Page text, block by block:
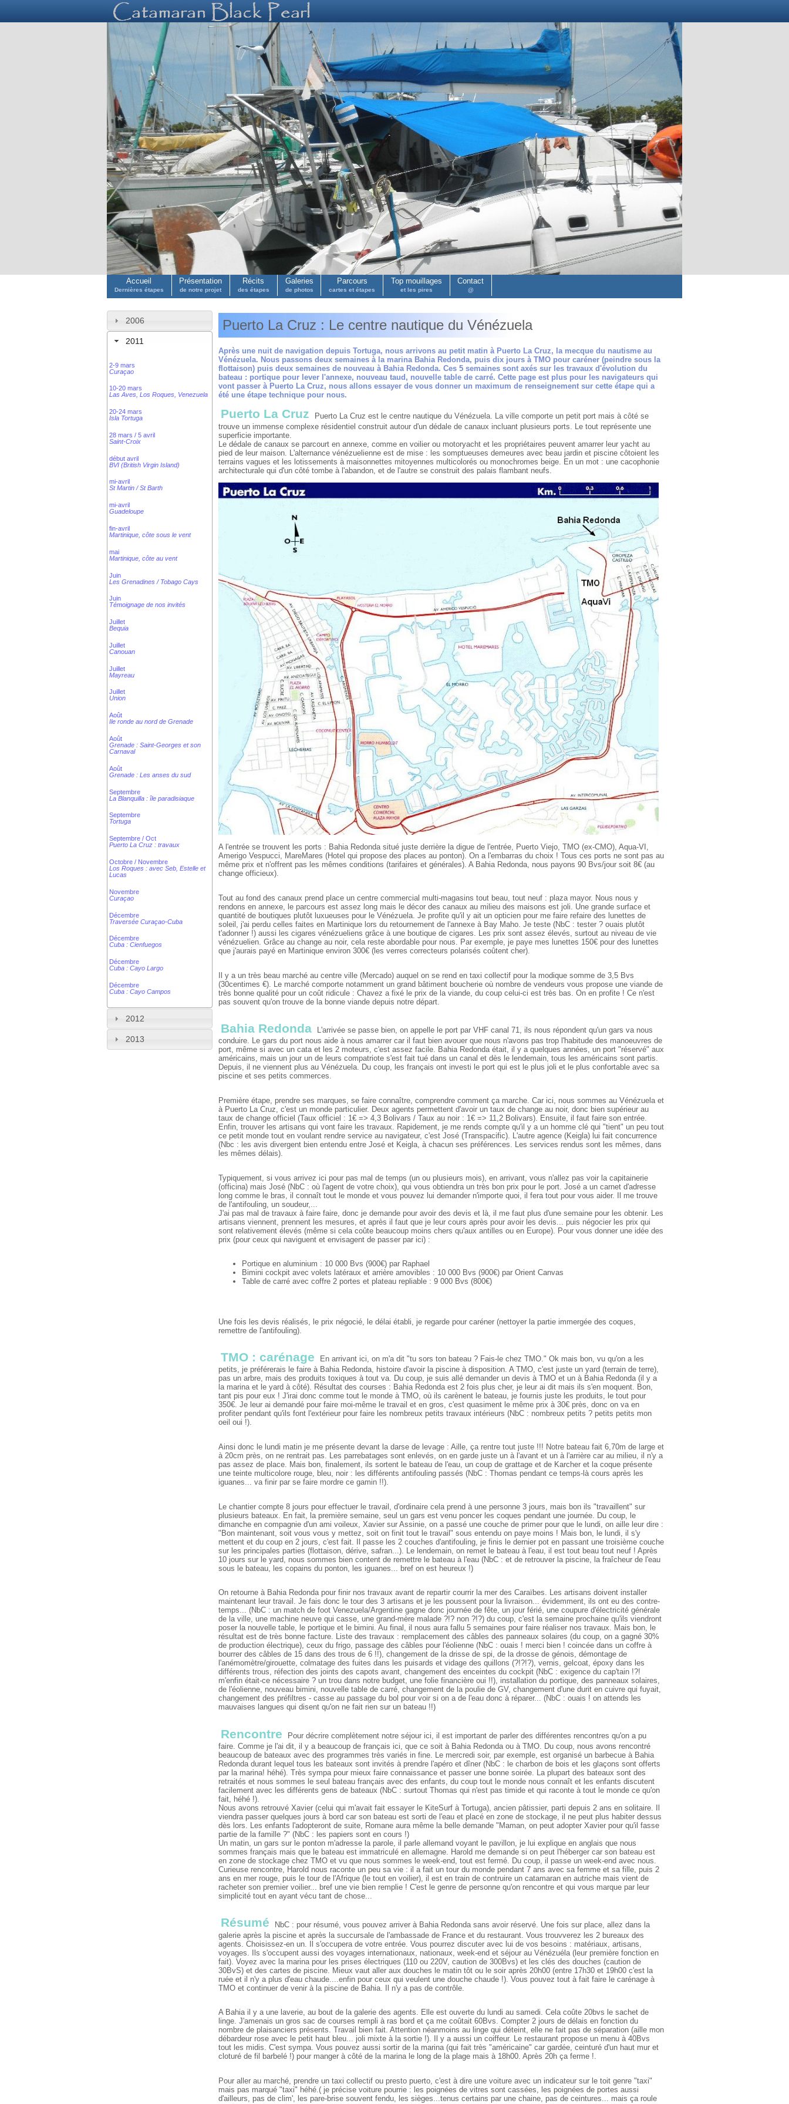
Accueil
Dernières étapes
Présentation
de notre projet
Récits
des étapes
Galeries
de photos
Parcours
cartes et étapes
Top mouillages
et les pires
Contact
@
2006
2011
2-9 mars
Curaçao
10-20 mars
Las Aves, Los Roques, Venezuela
20-24 mars
Isla Tortuga
28 mars / 5 avril
Saint-Croix
début avril
BVI (British Virgin Island)
mi-avril
St Martin / St Barth
mi-avril
Guadeloupe
fin-avril
Martinique, côte sous le vent
mai
Martinique, côte au vent
Juin
Les Grenadines / Tobago Cays
Juin
Témoignage de nos invités
Juillet
Bequia
Juillet
Canouan
Juillet
Mayreau
Juillet
Union
Août
Ile ronde au nord de Grenade
Août
Grenade : Saint-Georges et son
Carnaval
Août
Grenade : Les anses du sud
Septembre
La Blanquilla : île paradisiaque
Septembre
Tortuga
Septembre / Oct
Puerto La Cruz : travaux
Octobre / Novembre
Los Roques : avec Seb, Estelle et
Lucas
Novembre
Curaçao
Décembre
Traversée Curaçao-Cuba
Décembre
Cuba : Cienfuegos
Décembre
Cuba : Cayo Largo
Décembre
Cuba : Cayo Campos
2012
2013
Puerto La Cruz : Le centre nautique du Vénézuela
Après une nuit de navigation depuis Tortuga, nous arrivons au petit matin à Puerto La Cruz, la mecque du nautisme au
Vénézuela. Nous passons deux semaines à la marina Bahia Redonda, puis dix jours à TMO pour caréner (peindre sous la
flottaison) puis deux semaines de nouveau à Bahia Redonda. Ces 5 semaines sont axés sur les travaux d'évolution du
bateau : portique pour lever l'annexe, nouveau taud, nouvelle table de carré. Cette page est plus pour les navigateurs qui
vont passer à Puerto La Cruz, nous allons essayer de vous donner un maximum de renseignement sur cette étape qui a
été une étape technique pour nous.
Puerto La Cruz
Puerto La Cruz est le centre nautique du Vénézuela. La ville comporte un petit port mais à côté se
trouve un immense complexe résidentiel construit autour d'un dédale de canaux incluant plusieurs ports. Le tout représente une
superficie importante.
Le dédale de canaux se parcourt en annexe, comme en voilier ou motoryacht et les propriétaires peuvent amarrer leur yacht au
pied de leur maison. L'alternance vénézuelienne est de mise : les somptueuses demeures avec beau jardin et piscine côtoient les
terrains vagues et les lotissements à maisonnettes mitoyennes multicolorés ou monochromes beige. En un mot : une cacophonie
architecturale qui d'un côté tombe à l'abandon, et de l'autre se construit des palais flambant neufs.
A l'entrée se trouvent les ports : Bahia Redonda situé juste derrière la digue de l'entrée, Puerto Viejo, TMO (ex-CMO), Aqua-VI,
Amerigo Vespucci, MareMares (Hotel qui propose des places au ponton). On a l'embarras du choix ! Tous ces ports ne sont pas au
même prix et n'offrent pas les mêmes conditions (tarifaires et générales). A Bahia Redonda, nous payons 90 Bvs/jour soit 8€ (au
change officieux).
Tout au fond des canaux prend place un centre commercial multi-magasins tout beau, tout neuf : plaza mayor. Nous nous y
rendons en annexe, le parcours est assez long mais le décor des canaux au milieu des maisons est joli. Une grande surface et
quantité de boutiques plutôt luxueuses pour le Vénézuela. Je profite qu'il y ait un opticien pour me faire refaire des lunettes de
soleil, j'ai perdu celles faites en Martinique lors du retournement de l'annexe à Bay Maho. Je teste (NbC : tester ? ouais plutôt
t'adonner !) aussi les cigares vénézueliens grâce à une boutique de cigares. Les prix sont assez élevés, surtout au niveau de vie
vénézuelien. Grâce au change au noir, cela reste abordable pour nous. Par exemple, je paye mes lunettes 150€ pour des lunettes
que j'aurais payé en Martinique environ 300€ (les verres correcteurs polarisés coûtent cher).
Il y a un très beau marché au centre ville (Mercado) auquel on se rend en taxi collectif pour la modique somme de 3,5 Bvs
(30centimes €). Le marché comporte notamment un grand bâtiment boucherie où nombre de vendeurs vous propose une viande de
très bonne qualité pour un coût ridicule : Chavez a fixé le prix de la viande, du coup celui-ci est très bas. On en profite ! Ce n'est
pas souvent qu'on trouve de la bonne viande depuis notre départ.
Bahia Redonda
L'arrivée se passe bien, on appelle le port par VHF canal 71, ils nous répondent qu'un gars va nous
conduire. Le gars du port nous aide à nous amarrer car il faut bien avouer que nous n'avons pas trop l'habitude des manoeuvres de
port, même si avec un cata et les 2 moteurs, c'est assez facile. Bahia Redonda était, il y a quelques années, un port "réservé" aux
américains, mais un jour un de leurs compatriote s'est fait tué dans un canal et dès le lendemain, tous les américains sont partis.
Depuis, il ne viennent plus au Vénézuela. Du coup, les français ont investi le port qui est le plus joli et le plus confortable avec sa
piscine et ses petits commerces.
Première étape, prendre ses marques, se faire connaître, comprendre comment ça marche. Car ici, nous sommes au Vénézuela et
à Puerto La Cruz, c'est un monde particulier. Deux agents permettent d'avoir un taux de change au noir, donc bien supérieur au
taux de change officiel (Taux officiel : 1€ => 4,3 Bolivars / Taux au noir : 1€ => 11,2 Bolivars). Ensuite, il faut faire son entrée.
Enfin, trouver les artisans qui vont faire les travaux. Rapidement, je me rends compte qu'il y a un homme clé qui "tient" un peu tout
ce petit monde tout en voulant rendre service au navigateur, c'est José (Transpacific). L'autre agence (Keigla) lui fait concurrence
(Nbc : les avis divergent bien entendu entre José et Keigla, à chacun ses préférences. Les services rendus sont les mêmes, dans
les mêmes délais).
Typiquement, si vous arrivez ici pour pas mal de temps (un ou plusieurs mois), en arrivant, vous n'allez pas voir la capitainerie
(officina) mais José (NbC : où l'agent de votre choix), qui vous obtiendra un très bon prix pour le port. José a un carnet d'adresse
long comme le bras, il connaît tout le monde et vous pouvez lui demander n'importe quoi, il fera tout pour vous aider. Il me trouve
de l'antifouling, un soudeur,...
J'ai pas mal de travaux à faire faire, donc je demande pour avoir des devis et là, il me faut plus d'une semaine pour les obtenir. Les
artisans viennent, prennent les mesures, et après il faut que je leur cours après pour avoir les devis... puis négocier les prix qui
sont relativement élevés (même si cela coûte beaucoup moins chers qu'aux antilles ou en Europe). Pour vous donner une idée des
prix (pour ceux qui naviguent et envisagent de passer par ici) :
Portique en aluminium : 10 000 Bvs (900€) par Raphael
Bimini cockpit avec volets latéraux et arrière amovibles : 10 000 Bvs (900€) par Orient Canvas
Table de carré avec coffre 2 portes et plateau repliable : 9 000 Bvs (800€)
Une fois les devis réalisés, le prix négocié, le délai établi, je regarde pour caréner (nettoyer la partie immergée des coques,
remettre de l'antifouling).
TMO : carénage
En arrivant ici, on m'a dit "tu sors ton bateau ? Fais-le chez TMO." Ok mais bon, vu qu'on a les
petits, je préférerais le faire à Bahia Redonda, histoire d'avoir la piscine à disposition. A TMO, c'est juste un yard (terrain de terre),
pas un arbre, mais des produits toxiques à tout va. Du coup, je suis allé demander un devis à TMO et un à Bahia Redonda (il y a
la marina et le yard à côté). Résultat des courses : Bahia Redonda est 2 fois plus cher, je leur ai dit mais ils s'en moquent. Bon,
tant pis pour eux ! J'irai donc comme tout le monde à TMO, où ils carènent le bateau, je fournis juste les produits, le tout pour
350€. Je leur ai demandé pour faire moi-même le travail et en gros, c'est quasiment le même prix à 30€ près, donc on va en
profiter pendant qu'ils font l'extérieur pour faire les nombreux petits travaux intérieurs (NbC : nombreux petits ? petits petits mon
oeil oui !).
Ainsi donc le lundi matin je me présente devant la darse de levage : Aille, ça rentre tout juste !!! Notre bateau fait 6,70m de large et
à 20cm près, on ne rentrait pas. Les parrebatages sont enlevés, on en garde juste un à l'avant et un à l'arrière car au milieu, il n'y a
pas assez de place. Mais bon, finalement, ils sortent le bateau de l'eau, un coup de grattage et de Karcher et la coque présente
une teinte multicolore rouge, bleu, noir : les différents antifouling passés (NbC : Thomas pendant ce temps-là cours après les
iguanes... va finir par se faire mordre ce gamin !!).
Le chantier compte 8 jours pour effectuer le travail, d'ordinaire cela prend à une personne 3 jours, mais bon ils "travaillent" sur
plusieurs bateaux. En fait, la première semaine, seul un gars est venu poncer les coques pendant une journée. Du coup, le
dimanche en compagnie d'un ami voileux, Xavier sur Assinie, on a passé une couche de primer pour que le lundi, on aille leur dire :
"Bon maintenant, soit vous vous y mettez, soit on finit tout le travail" sous entendu on paye moins ! Mais bon, le lundi, il s'y
mettent et du coup en 2 jours, c'est fait. Il passe les 2 couches d'antifouling, je finis le dernier pot en passant une troisième couche
sur les principales parties (flottaison, dérive, safran...). Le lendemain, on remet le bateau à l'eau, il est tout beau tout neuf ! Après
10 jours sur le yard, nous sommes bien content de remettre le bateau à l'eau (NbC : et de retrouver la piscine, la fraîcheur de l'eau
sous le bateau, les copains du ponton, les iguanes... bref on est heureux !)
On retourne à Bahia Redonda pour finir nos travaux avant de repartir courrir la mer des Caraïbes. Les artisans doivent installer
maintenant leur travail. Je fais donc le tour des 3 artisans et je les poussent pour la livraison... évidemment, ils ont eu des contre-
temps... (NbC : un match de foot Venezuela/Argentine gagne donc journée de fête, un jour férié, une coupure d'électricité générale
de la ville, une machine neuve qui casse, une grand-mère malade ?!? non ?!?) du coup, c'est la semaine prochaine qu'ils viendront
poser la nouvelle table, le portique et le bimini. Au final, il nous aura fallu 5 semaines pour faire réaliser nos travaux. Mais bon, le
résultat est de très bonne facture. Liste des travaux : remplacement des câbles des panneaux solaires (du coup, on a gagné 30%
de production électrique), ceux du frigo, passage des câbles pour l'éolienne (NbC : ouais ! merci bien ! coincée dans un coffre à
bourrer des câbles de 15 dans des trous de 6 !!), changement de la drisse de spi, de la drosse de génois, démontage de
l'anémomètre/girouette, colmatage des fuites dans les puisards et vidage des quillons (?!?!?), vernis, gelcoat, époxy dans les
différents trous, réfection des joints des capots avant, changement des enceintes du cockpit (NbC : exigence du cap'tain !?!
m'enfin était-ce nécessaire ? un trou dans notre budget, une folie financière oui !!), installation du portique, des panneaux solaires,
de l'éolienne, nouveau bimini, nouvelle table de carré, changement de la poulie de GV, changement d'une durit en cuivre qui fuyait,
changement des préfiltres - casse au passage du bol pour voir si on a de l'eau donc à réparer... (NbC : ouais ! on attends les
mauvaises langues qui disent qu'on ne fait rien sur un bateau !!)
Rencontre
Pour décrire complètement notre séjour ici, il est important de parler des différentes rencontres qu'on a pu
faire. Comme je l'ai dit, il y a beaucoup de français ici, que ce soit à Bahia Redonda ou à TMO. Du coup, nous avons rencontré
beaucoup de bateaux avec des programmes très variés in fine. Le mercredi soir, par exemple, est organisé un barbecue à Bahia
Redonda durant lequel tous les bateaux sont invités à prendre l'apéro et dîner (NbC : le charbon de bois et les glaçons sont offerts
par la marina! héhé). Très sympa pour mieux faire connaissance et passer une bonne soirée. La plupart des bateaux sont des
retraités et nous sommes le seul bateau français avec des enfants, du coup tout le monde nous connaît et les enfants discutent
facilement avec les différents gens de bateaux (NbC : surtout Thomas qui n'est pas timide et qui raconte à tout le monde ce qu'on
fait, héhé !).
Nous avons retrouvé Xavier (celui qui m'avait fait essayer le KiteSurf à Tortuga), ancien pâtissier, parti depuis 2 ans en solitaire. Il
viendra passer quelques jours à bord car son bateau est sorti de l'eau et placé en zone de stockage, il ne peut plus habiter dessus
dès lors. Les enfants l'adopteront de suite, Romane aura même la belle demande "Maman, on peut adopter Xavier pour qu'il fasse
partie de la famille ?" (NbC : les papiers sont en cours !)
Un matin, un gars sur le ponton m'adresse la parole, il parle allemand voyant le pavillon, je lui explique en anglais que nous
sommes français mais que le bateau est immatriculé en allemagne. Harold me demande si on peut l'héberger car son bateau est
en zone de stockage chez TMO et vu que nous sommes le week-end, tout est fermé. Du coup, il passe un week-end avec nous.
Curieuse rencontre, Harold nous raconte un peu sa vie : il a fait un tour du monde pendant 7 ans avec sa femme et sa fille, puis 2
ans en mer rouge, puis le tour de l'Afrique (le tout en voilier), il est en train de contruire un catamaran en autriche mais vient de
racheter son premier voilier... bref une vie bien remplie ! C'est le genre de personne qu'on rencontre et qui vous marque par leur
simplicité tout en ayant vécu tant de chose...
Résumé
NbC : pour résumé, vous pouvez arriver à Bahia Redonda sans avoir réservé. Une fois sur place, allez dans la
galerie après la piscine et après la succursale de l'ambassade de France et du restaurant. Vous trouvverez les 2 bureaux des
agents. Choisissez-en un. Il s'occupera de votre entrée. Vous pourrez discuter avec lui de vos besoins : matériaux, artisans,
voyages. Ils s'occupent aussi des voyages internationaux, nationaux, week-end et séjour au Vénézuéla (leur première fonction en
fait). Voyez avec la marina pour les prises électriques (110 ou 220V, caution de 300Bvs) et les clés des douches (caution de
30BvS) et des cartes de piscine. Mieux vaut aller aux douches le matin tôt ou le soir après 20h00 (entre 17h30 et 19h00 c'est la
ruée et il n'y a plus d'eau chaude....enfin pour ceux qui veulent une douche chaude !). Vous pouvez tout à fait faire le carénage à
TMO et continuer de venir à la piscine de Bahia. Il n'y a pas de contrôle.
A Bahia il y a une laverie, au bout de la galerie des agents. Elle est ouverte du lundi au samedi. Cela coûte 20bvs le sachet de
linge. J'amenais un gros sac de courses rempli à ras bord et ça me coûtait 60Bvs. Compter 2 jours de délais en fonction du
nombre de plaisanciers présents. Travail bien fait. Attention néanmoins au linge qui déteint, elle ne fait pas de séparation (aille mon
débardeur rose avec le petit haut bleu... joli mixte à la sortie !). Il y a aussi un coiffeur. Le restaurant propose un menu à 40Bvs
tout les midis. C'est sympa. Vous pouvez aussi sortir de la marina (qui fait très "américaine" car gardée, ceinturé d'un haut mur et
cloturé de fil barbelé !) pour manger à côté de la marina le long de la plage mais à 18h00. Après 20h ça ferme !.
Pour aller au marché, prendre un taxi collectif ou presto puerto, c'est à dire une voiture avec un indicateur sur le toit genre "taxi"
mais pas marqué "taxi" héhé.( je précise voiture pourrie : les poignées de vitres sont cassées, les poignées de portes aussi
d'ailleurs, pas de clim', les pare-brise souvent fendu, les sièges...tenus certains par une chaine, pas de ceintures... mais ça roule